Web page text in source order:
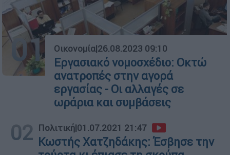
01 Οικονομία|26.08.2023 09:10
Εργασιακό νομοσχέδιο: Οκτώ
ανατροπές στην αγορά
εργασίας - Οι αλλαγές σε
ωράρια και συμβάσεις
02 Πολιτική|01.07.2021 21:47
Κωστής Χατζηδάκης: Έσβησε την